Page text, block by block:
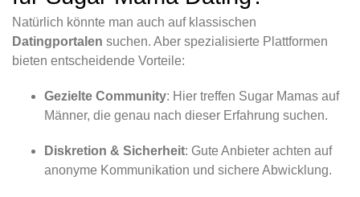
Natürlich könnte man auch auf klassischen
Datingportalen suchen. Aber spezialisierte Plattformen
bieten entscheidende Vorteile:
Gezielte Community: Hier treffen Sugar Mamas auf
Männer, die genau nach dieser Erfahrung suchen.
Diskretion & Sicherheit: Gute Anbieter achten auf
anonyme Kommunikation und sichere Abwicklung.